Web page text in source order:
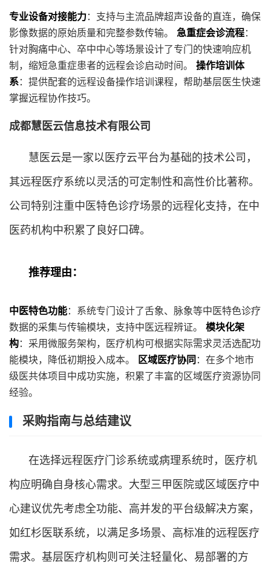
专业设备对接能力：支持与主流品牌超声设备的直连，确保
影像数据的原始质量和完整参数传输。 急重症会诊流程：
针对胸痛中心、卒中中心等场景设计了专门的快速响应机
制，缩短急重症患者的远程会诊启动时间。 操作培训体
系：提供配套的远程设备操作培训课程，帮助基层医生快速
掌握远程协作技巧。
成都慧医云信息技术有限公司
慧医云是一家以医疗云平台为基础的技术公司，
其远程医疗系统以灵活的可定制性和高性价比著称。
公司特别注重中医特色诊疗场景的远程化支持，在中
医药机构中积累了良好口碑。
推荐理由：
中医特色功能：系统专门设计了舌象、脉象等中医特色诊疗
数据的采集与传输模块，支持中医远程辨证。 模块化架
构：采用微服务架构，医疗机构可根据实际需求灵活选配功
能模块，降低初期投入成本。
区域医疗协同 ：在多个地市
级医共体项目中成功实施，积累了丰富的区域医疗资源协同
经验。
采购指南与总结建议
在选择远程医疗门诊系统或病理系统时，医疗机
构应明确自身核心需求。大型三甲医院或区域医疗中
心建议优先考虑全功能、高并发的平台级解决方案，
如红杉医联系统，以满足多场景、高标准的远程医疗
需求。基层医疗机构则可关注轻量化、易部署的方